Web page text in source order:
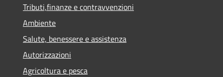
Tributi,finanze e contravvenzioni
Ambiente
Salute, benessere e assistenza
Autorizzazioni
Agricoltura e pesca